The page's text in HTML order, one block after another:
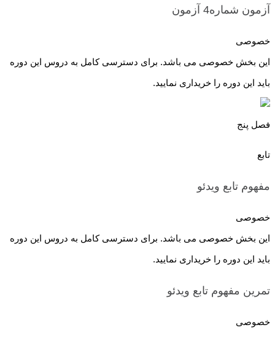
آزمون شماره4 آزمون
خصوصی
این بخش خصوصی می باشد. برای دسترسی کامل به دروس این دوره
باید این دوره را خریداری نمایید.
فصل پنج
تابع
مفهوم تابع ویدئو
خصوصی
این بخش خصوصی می باشد. برای دسترسی کامل به دروس این دوره
باید این دوره را خریداری نمایید.
تمرین مفهوم تابع ویدئو
خصوصی